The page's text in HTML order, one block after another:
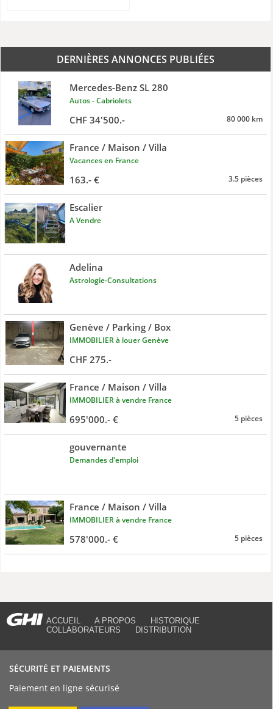
DERNIÈRES ANNONCES PUBLIÉES
Mercedes-Benz SL 280
Autos - Cabriolets
CHF 34'500.- 80 000 km
France / Maison / Villa
Vacances en France
163.- € 3.5 pièces
Escalier
A Vendre
Adelina
Astrologie-Consultations
Genève / Parking / Box
IMMOBILIER à louer Genève
CHF 275.-
France / Maison / Villa
IMMOBILIER à vendre France
695'000.- € 5 pièces
gouvernante
Demandes d'emploi
France / Maison / Villa
IMMOBILIER à vendre France
578'000.- € 5 pièces
ACCUEIL A PROPOS
HISTORIQUE
COLLABORATEURS
DISTRIBUTION
SÉCURITÉ ET PAIEMENTS
Paiement en ligne sécurisé